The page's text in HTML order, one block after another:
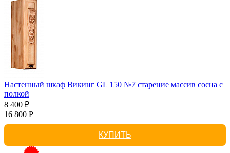
Настенный шкаф Викинг GL 150 №7 старение массив сосна с
полкой
8 400 ₽
16 800 Р
КУПИТЬ